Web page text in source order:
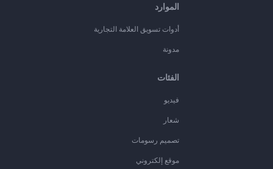
الموارد
أدوات تسويق العلامة التجارية
مدونة
الفئات
فيديو
شعار
تصميم رسومات
موقع إلكتروني